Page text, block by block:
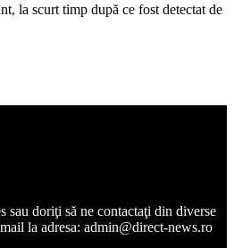
la scurt timp după ce fost detectat de
sau doriţi să ne contactaţi din diverse
la adresa: admin@direct-news.ro